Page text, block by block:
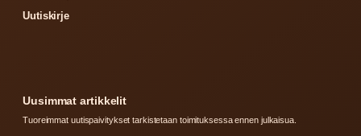
Uutiskirje
Uusimmat artikkelit
Tuoreimmat uutispaivitykset tarkistetaan toimituksessa ennen julkaisua.